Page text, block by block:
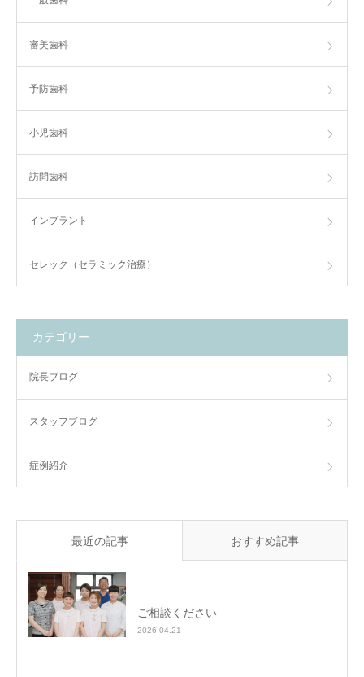
審美歯科
予防歯科
小児歯科
訪問歯科
インプラント
セレック（セラミック治療）
カテゴリー
院長ブログ
スタッフブログ
症例紹介
最近の記事 おすすめ記事
ご相談ください
2026.04.21